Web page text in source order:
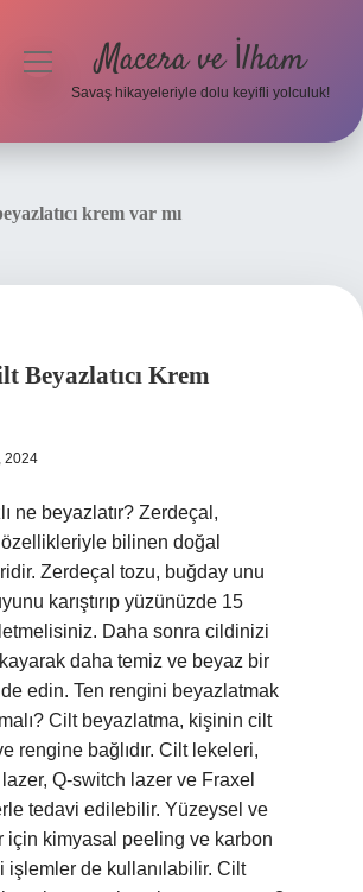
menüyüMacera ve İlham
Savaş hikayeleriyle dolu keyifli yolculuk!
krem var mı
Beyazlatıcı Krem
2024
ne beyazlatır? Zerdeçal,
özellikleriyle bilinen doğal
Zerdeçal tozu, buğday unu
karıştırıp yüzünüzde 15
Daha sonra cildinizi
daha temiz ve beyaz bir
edin. Ten rengini beyazlatmak
Cilt beyazlatma, kişinin cilt
rengine bağlıdır. Cilt lekeleri,
Q-switch lazer ve Fraxel
tedavi edilebilir. Yüzeysel ve
için kimyasal peeling ve karbon
işlemler de kullanılabilir. Cilt